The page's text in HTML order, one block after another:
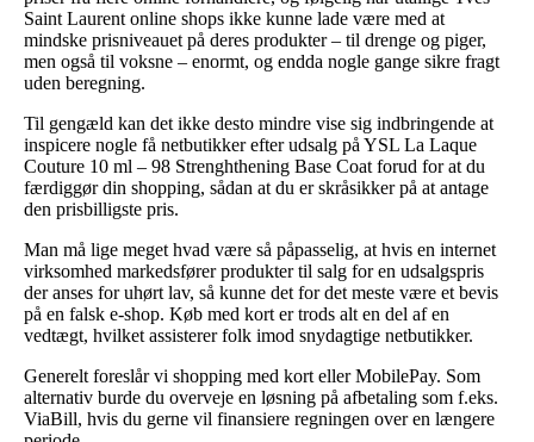
Saint Laurent online shops ikke kunne lade være med at
mindske prisniveauet på deres produkter – til drenge og piger,
men også til voksne – enormt, og endda nogle gange sikre fragt
uden beregning.
Til gengæld kan det ikke desto mindre vise sig indbringende at
inspicere nogle få netbutikker efter udsalg på YSL La Laque
Couture 10 ml – 98 Strenghthening Base Coat forud for at du
færdiggør din shopping, sådan at du er skråsikker på at antage
den prisbilligste pris.
Man må lige meget hvad være så påpasselig, at hvis en internet
virksomhed markedsfører produkter til salg for en udsalgspris
der anses for uhørt lav, så kunne det for det meste være et bevis
på en falsk e-shop. Køb med kort er trods alt en del af en
vedtægt, hvilket assisterer folk imod snydagtige netbutikker.
Generelt foreslår vi shopping med kort eller MobilePay. Som
alternativ burde du overveje en løsning på afbetaling som f.eks.
ViaBill, hvis du gerne vil finansiere regningen over en længere